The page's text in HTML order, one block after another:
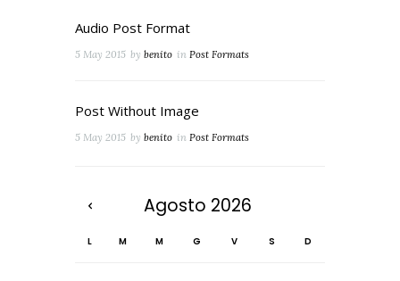
Audio Post Format
5 May 2015 by benito in Post Formats
Post Without Image
5 May 2015 by benito in Post Formats
Agosto 2026
L M M G V S D